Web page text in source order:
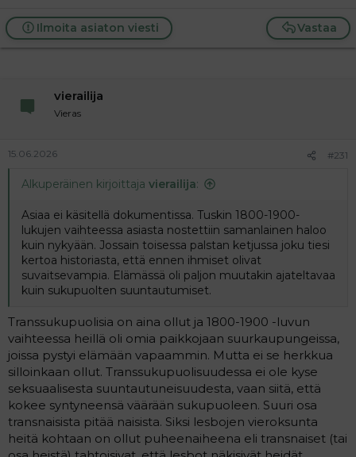
Vastaa
Ilmoita asiaton viesti
vierailija
Vieras
15.06.2026 #231
Alkuperäinen kirjoittaja vierailija:
Asiaa ei käsitellä dokumentissa. Tuskin 1800-1900-
lukujen vaihteessa asiasta nostettiin samanlainen haloo
kuin nykyään. Jossain toisessa palstan ketjussa joku tiesi
kertoa historiasta, että ennen ihmiset olivat
suvaitsevampia. Elämässä oli paljon muutakin ajateltavaa
kuin sukupuolten suuntautumiset.
Transsukupuolisia on aina ollut ja 1800-1900 -luvun
vaihteessa heillä oli omia paikkojaan suurkaupungeissa,
joissa pystyi elämään vapaammin. Mutta ei se herkkua
silloinkaan ollut. Transsukupuolisuudessa ei ole kyse
seksuaalisesta suuntautuneisuudesta, vaan siitä, että
kokee syntyneensä väärään sukupuoleen. Suuri osa
transnaisista pitää naisista. Siksi lesbojen vieroksunta
heitä kohtaan on ollut puheenaiheena eli transnaiset (tai